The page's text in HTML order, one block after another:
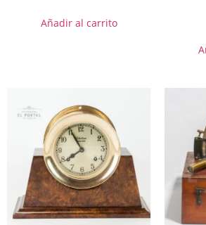
Añadir al carrito